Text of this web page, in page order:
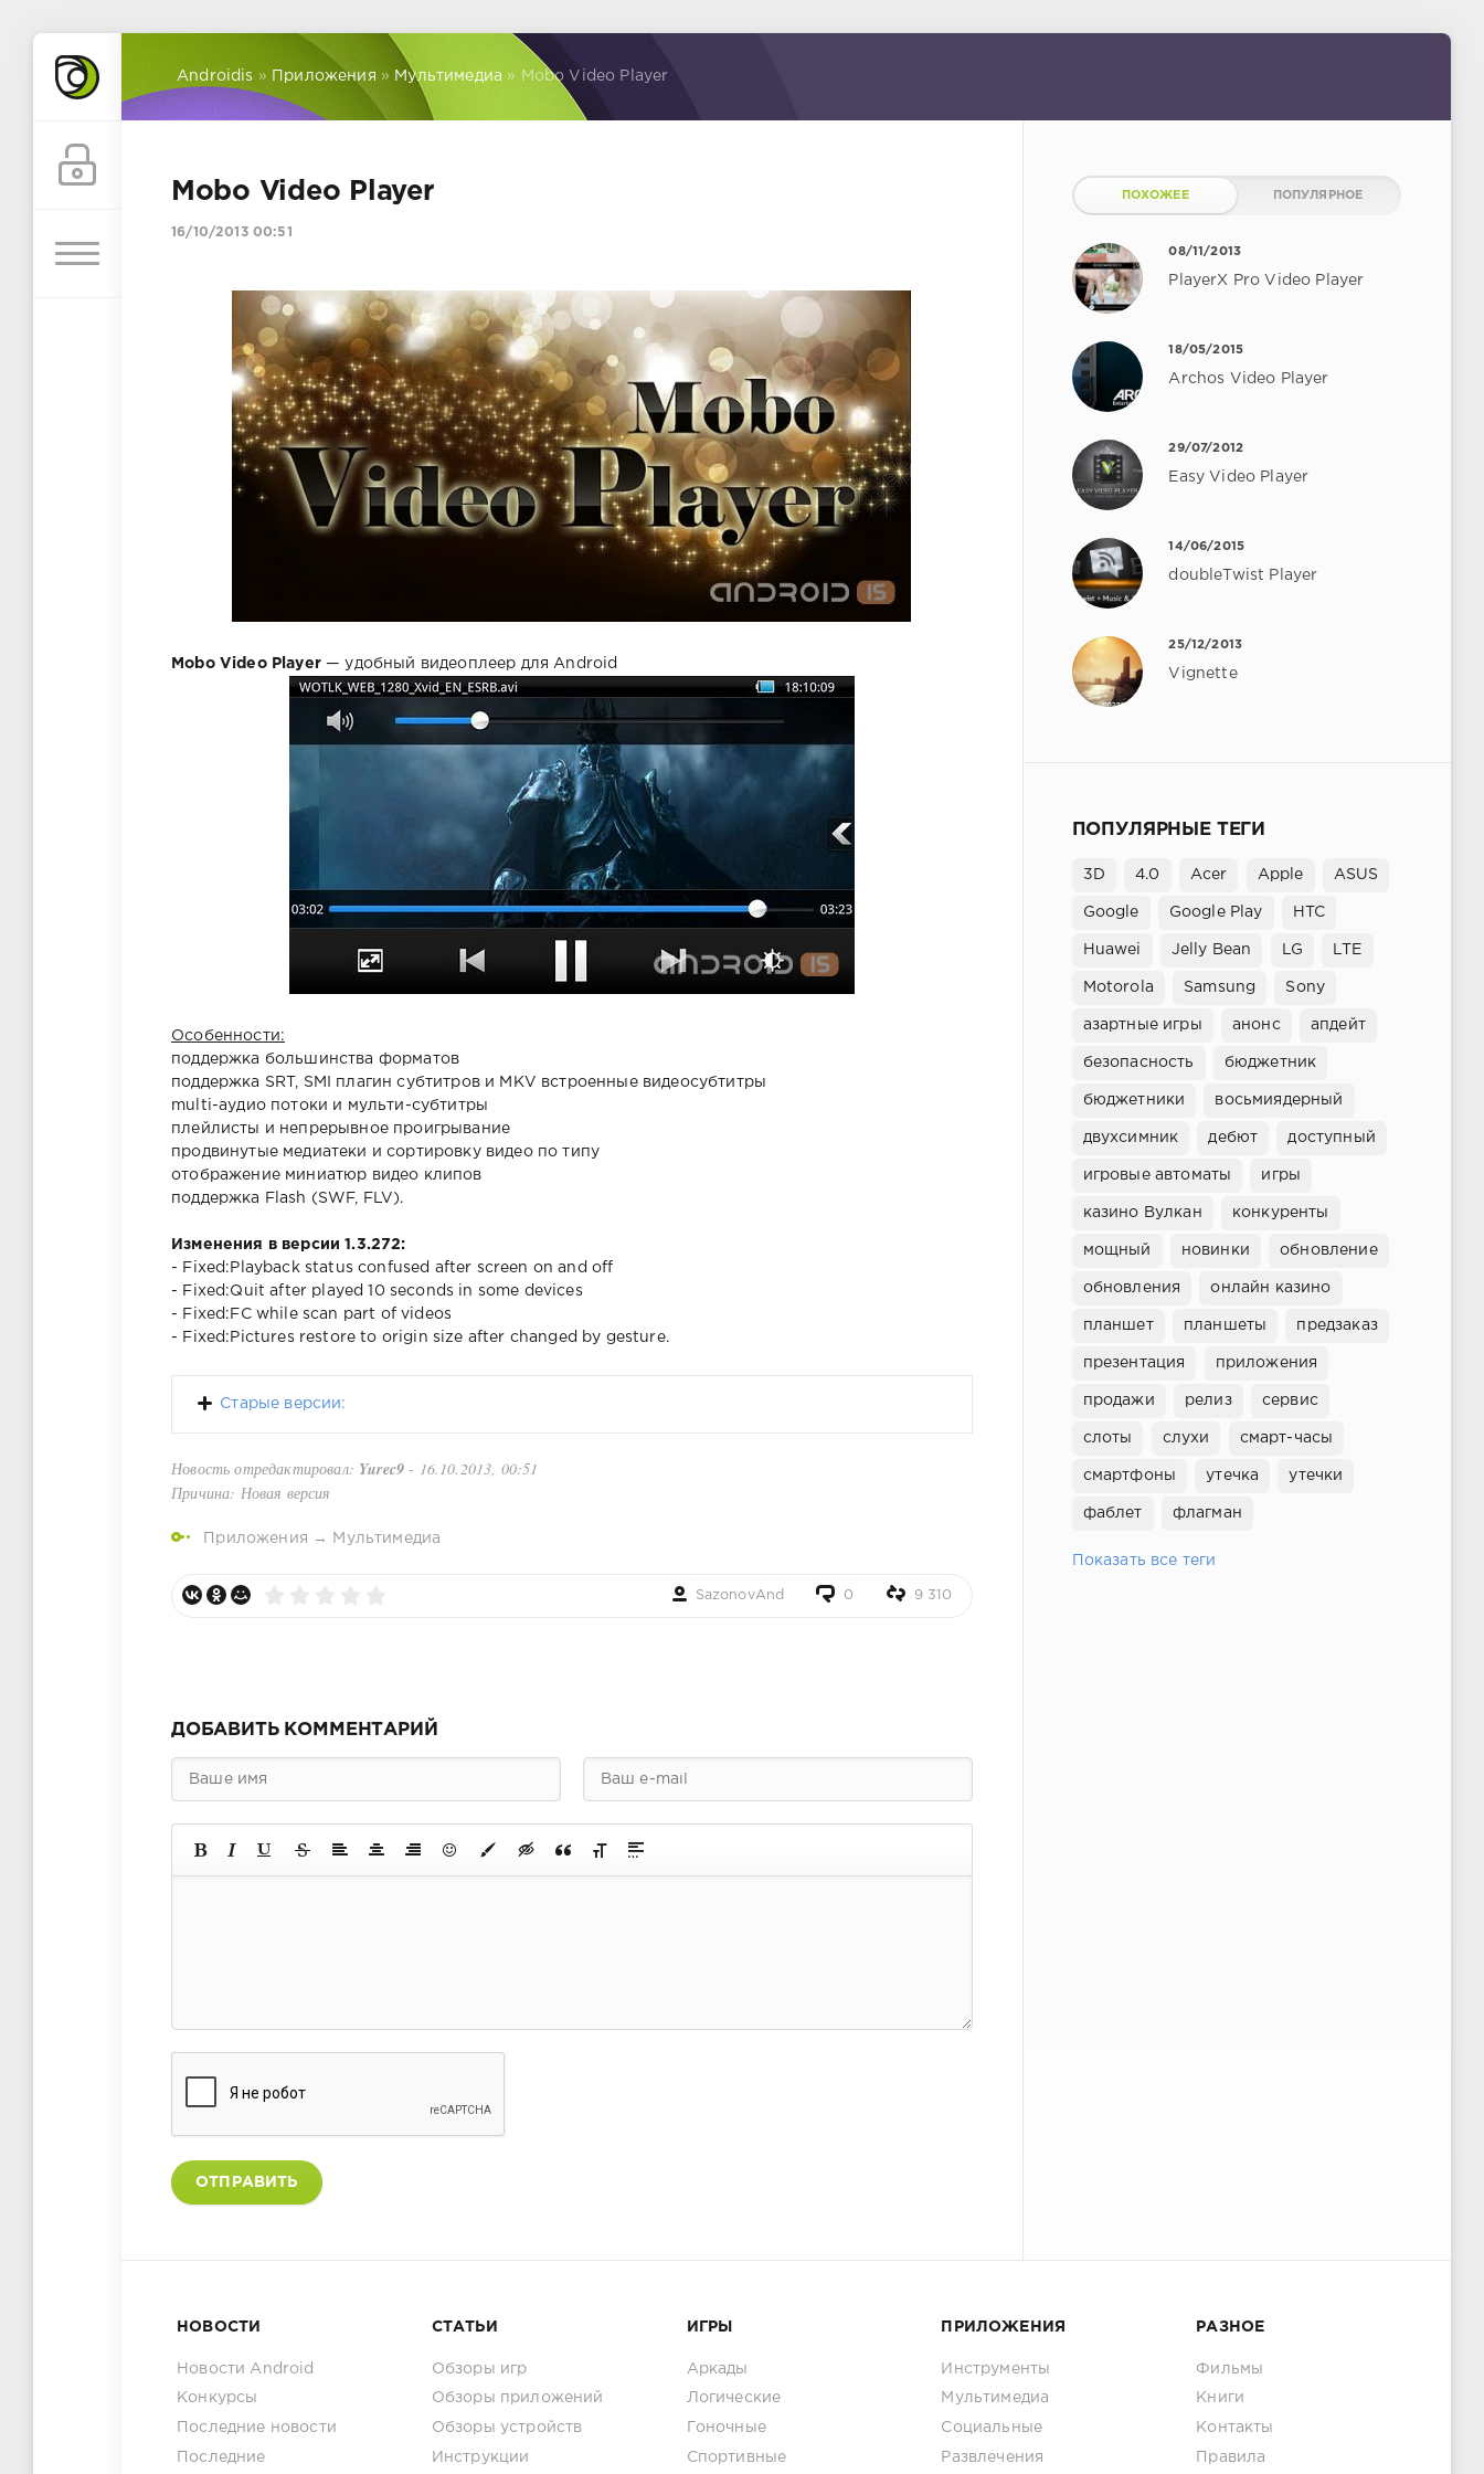
Androidis » Приложения » Мультимедиа » Mobo Video Player
Mobo Video Player
16/10/2013 00:51
Mobo Video Player— удобный видеоплеер для Android
Особенности:
поддержка большинства форматов
поддержка SRT, SMI плагин субтитров и MKV встроенные видеосубтитры
multi-аудио потоки и мульти-субтитры
плейлисты и непрерывное проигрывание
продвинутые медиатеки и сортировку видео по типу
отображение миниатюр видео клипов
поддержка Flash (SWF, FLV).
Изменения в версии 1.3.272:
- Fixed:Playback status confused after screen on and off
- Fixed:Quit after played 10 seconds in some devices
- Fixed:FC while scan part of videos
- Fixed:Pictures restore to origin size after changed by gesture.
Старые версии:
Новость отредактировал: Yurec9 - 16.10.2013, 00:51
Причина: Новая версия
Приложения → Мультимедиа
SazonovAnd 0 9 310
ДОБАВИТЬ КОММЕНТАРИЙ
ОТПРАВИТЬ
ПОХОЖЕЕ ПОПУЛЯРНОЕ
08/11/2013
PlayerX Pro Video Player
18/05/2015
Archos Video Player
29/07/2012
Easy Video Player
14/06/2015
doubleTwist Player
25/12/2013
Vignette
ПОПУЛЯРНЫЕ ТЕГИ
3D 4.0 Acer Apple ASUS
Google Google Play HTC
Huawei Jelly Bean LG LTE
Motorola Samsung Sony
азартные игры анонс апдейт
безопасность бюджетник
бюджетники восьмиядерный
двухсимник дебют доступный
игровые автоматы игры
казино Вулкан конкуренты
мощный новинки обновление
обновления онлайн казино
планшет планшеты предзаказ
презентация приложения
продажи релиз сервис
слоты слухи смарт-часы
смартфоны утечка утечки
фаблет флагман
Показать все теги
НОВОСТИ
Новости Android
Конкурсы
Последние новости
Последние
СТАТЬИ
Обзоры игр
Обзоры приложений
Обзоры устройств
Инструкции
ИГРЫ
Аркады
Логические
Гоночные
Спортивные
ПРИЛОЖЕНИЯ
Инструменты
Мультимедиа
Социальные
Развлечения
РАЗНОЕ
Фильмы
Книги
Контакты
Правила